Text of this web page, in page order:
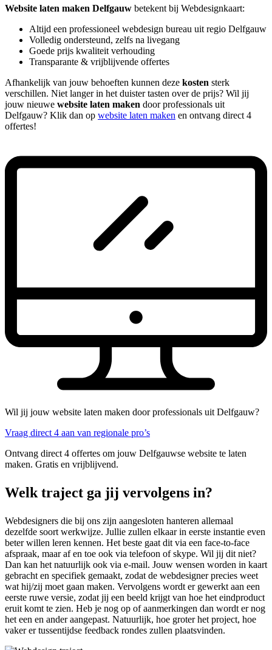
Website laten maken Delfgauw betekent bij Webdesignkaart:
Altijd een professioneel webdesign bureau uit regio Delfgauw
Volledig ondersteund, zelfs na livegang
Goede prijs kwaliteit verhouding
Transparante & vrijblijvende offertes
Afhankelijk van jouw behoeften kunnen deze kosten sterk
verschillen. Niet langer in het duister tasten over de prijs? Wil jij
jouw nieuwe website laten maken door professionals uit
Delfgauw? Klik dan op website laten maken en ontvang direct 4
offertes!
Wil jij jouw website laten maken door professionals uit Delfgauw?
Vraag direct 4 aan van regionale pro’s
Ontvang direct 4 offertes om jouw Delfgauwse website te laten
maken. Gratis en vrijblijvend.
Welk traject ga jij vervolgens in?
Webdesigners die bij ons zijn aangesloten hanteren allemaal
dezelfde soort werkwijze. Jullie zullen elkaar in eerste instantie even
beter willen leren kennen. Het beste gaat dit via een face-to-face
afspraak, maar af en toe ook via telefoon of skype. Wil jij dit niet?
Dan kan het natuurlijk ook via e-mail. Jouw wensen worden in kaart
gebracht en specifiek gemaakt, zodat de webdesigner precies weet
wat hij/zij moet gaan maken. Vervolgens wordt er gewerkt aan een
eerste ruwe versie, zodat jij een beeld krijgt van hoe het eindproduct
eruit komt te zien. Heb je nog op of aanmerkingen dan wordt er nog
het een en ander aangepast. Natuurlijk, hoe groter het project, hoe
vaker er tussentijdse feedback rondes zullen plaatsvinden.